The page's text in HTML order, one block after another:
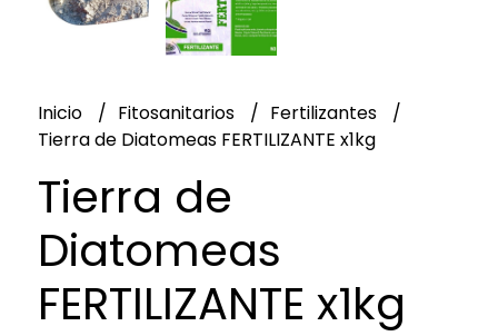
Inicio Fitosanitarios
Fertilizantes
Tierra de Diatomeas FERTILIZANTE x1kg
Tierra de
Diatomeas
FERTILIZANTE x1kg